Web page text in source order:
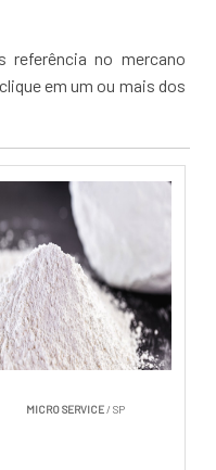
referência no mercano
em um ou mais dos
MICRO SERVICE/ SP